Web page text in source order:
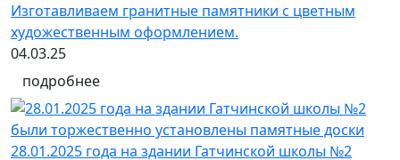
Изготавливаем гранитные памятники с цветным
художественным оформлением.
04.03.25
подробнее
28.01.2025 года на здании Гатчинской школы №2